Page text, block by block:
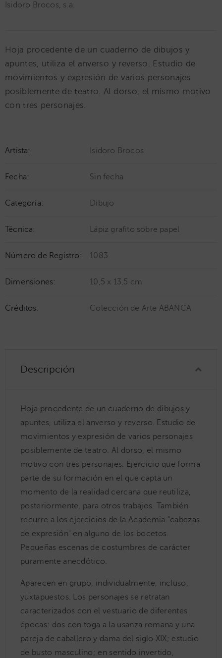
Isidoro Brocos, s.a.
Hoja procedente de un cuaderno de dibujos y
apuntes, utiliza el anverso y reverso. Estudio de
movimientos y expresión de varios personajes
posiblemente de teatro. Al dorso, el mismo motivo
con tres personajes.
Artista: Isidoro Brocos
Fecha: Sin fecha
Categoría: Dibujo
Técnica: Lápiz grafito sobre papel
Número de Registro: 1083
Dimensiones: 10,5 x 13,5 cm
Créditos: Colección de Arte ABANCA
Descripción
Hoja procedente de un cuaderno de dibujos y
apuntes, utiliza el anverso y reverso. Estudio de
movimientos y expresión de varios personajes
posiblemente de teatro. Al dorso, el mismo
motivo con tres personajes. Ejercicio que forma
parte de su formación en el que capta un
momento de la realidad cercana que reutiliza,
posteriormente, para otros trabajos. También
recurre a los ejercicios de la Academia "cabezas
de expresión" en alguno de los bocetos.
Pequeñas escenas de costumbres de carácter
puramente anecdótico.
Aparecen en grupo, individualmente, incluso,
yuxtapuestos. Los personajes se retratan
caracterizados con el vestuario de diferentes
épocas: dos con toga a la usanza romana y una
pareja de caballero y dama del siglo XIX; estudio
de busto masculino; en sentido invertido,